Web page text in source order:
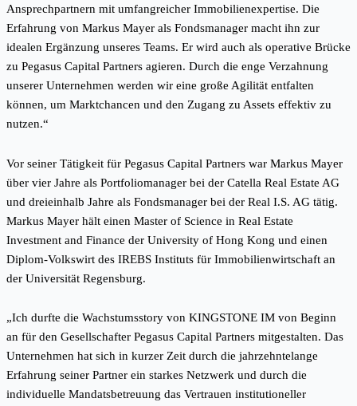
Ansprechpartnern mit umfangreicher Immobilienexpertise. Die
Erfahrung von Markus Mayer als Fondsmanager macht ihn zur
idealen Ergänzung unseres Teams. Er wird auch als operative Brücke
zu Pegasus Capital Partners agieren. Durch die enge Verzahnung
unserer Unternehmen werden wir eine große Agilität entfalten
können, um Marktchancen und den Zugang zu Assets effektiv zu
nutzen.“
Vor seiner Tätigkeit für Pegasus Capital Partners war Markus Mayer
über vier Jahre als Portfoliomanager bei der Catella Real Estate AG
und dreieinhalb Jahre als Fondsmanager bei der Real I.S. AG tätig.
Markus Mayer hält einen Master of Science in Real Estate
Investment and Finance der University of Hong Kong und einen
Diplom-Volkswirt des IREBS Instituts für Immobilienwirtschaft an
der Universität Regensburg.
„Ich durfte die Wachstumsstory von KINGSTONE IM von Beginn
an für den Gesellschafter Pegasus Capital Partners mitgestalten. Das
Unternehmen hat sich in kurzer Zeit durch die jahrzehntelange
Erfahrung seiner Partner ein starkes Netzwerk und durch die
individuelle Mandatsbetreuung das Vertrauen institutioneller